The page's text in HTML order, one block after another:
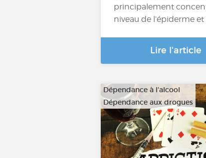
principalement
niveau de l’épiderme et
Lire l'article
Dépendance à l'alcool
Dépendance aux drogues
…